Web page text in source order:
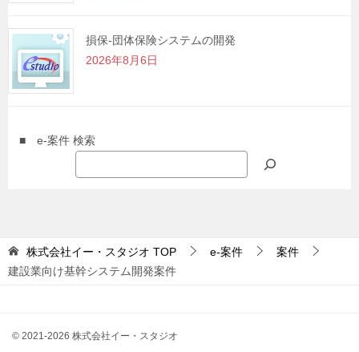
損保-団体保険システムの開発
2026年8月6日
■ e-案件 検索
株式会社イー・スタジオ TOP e-案件
案件
建設業向け基幹システム開発案件
© 2021-2026 株式会社イー・スタジオ